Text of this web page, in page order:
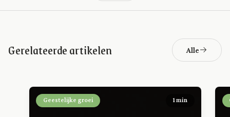
Gerelateerde artikelen Alle
Geestelijke groei 1 min